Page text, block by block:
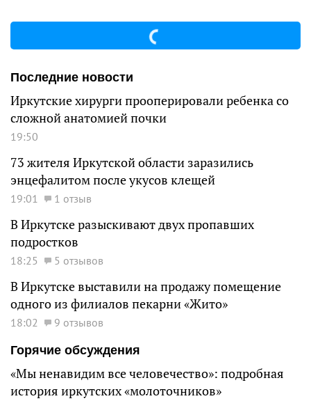
Последние новости
Иркутские хирурги прооперировали ребенка со
сложной анатомией почки
19:50
73 жителя Иркутской области заразились
энцефалитом после укусов клещей
19:01 1 отзыв
В Иркутске разыскивают двух пропавших
подростков
18:25 5 отзывов
В Иркутске выставили на продажу помещение
одного из филиалов пекарни «Жито»
18:02
9 отзывов
Горячие обсуждения
«Мы ненавидим все человечество»: подробная
история иркутских «молоточников»